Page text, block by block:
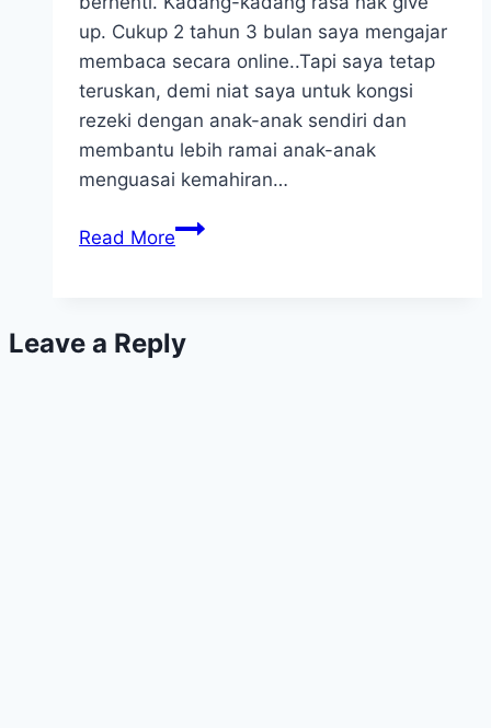
up. Cukup 2 tahun 3 bulan saya mengajar
membaca secara online..Tapi saya tetap
teruskan, demi niat saya untuk kongsi
rezeki dengan anak-anak sendiri dan
membantu lebih ramai anak-anak
menguasai kemahiran…
Read MorePendaftaran
Fonik
Leave a Reply